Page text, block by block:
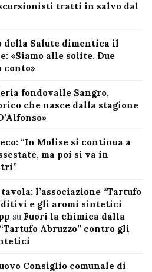
tratti in salvo dal
della Salute dimentica il
«Siamo alle solite. Due
conto»
fondovalle Sangro,
che nasce dalla stagione
“In Molise si continua a
ma poi si va in
l’associazione “Tartufo
e gli aromi sintetici
su Fuori la chimica dalla
Abruzzo” contro gli
Consiglio comunale di